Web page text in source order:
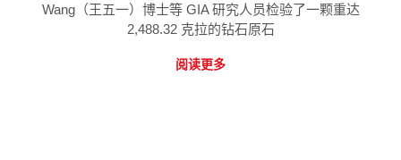
Wang（王五一）博士等 GIA 研究人员检验了一颗重达
2,488.32 克拉的钻石原石
阅读更多